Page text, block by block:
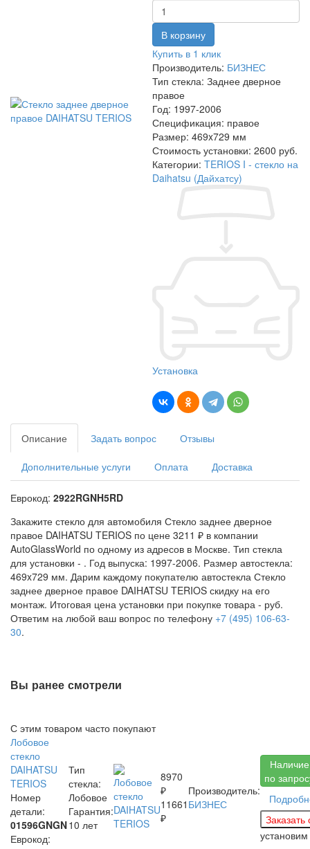
Купить в 1 клик
Производитель: БИЗНЕС
Тип стекла: Заднее дверное
правое
Год: 1997-2006
Спецификация: правое
Размер: 469x729 мм
Стоимость установки: 2600 руб.
Категории: TERIOS I - стекло на
Daihatsu (Дайхатсу)
Установка
Описание Задать вопрос Отзывы
Дополнительные услуги Оплата Доставка
Еврокод: 2922RGNH5RD
Закажите стекло для автомобиля Стекло заднее дверное
правое DAIHATSU TERIOS по цене 3211 ₽ в компании
AutoGlassWorld по одному из адресов в Москве. Тип стекла
для установки - . Год выпуска: 1997-2006. Размер автостекла:
469x729 мм. Дарим каждому покупателю автостекла Стекло
заднее дверное правое DAIHATSU TERIOS скидку на его
монтаж. Итоговая цена установки при покупке товара - руб.
Ответим на любой ваш вопрос по телефону +7 (495) 106-63-
30.
Вы ранее смотрели
С этим товаром часто покупают
Лобовое
стекло
DAIHATSU
TERIOS
Номер
детали:
01596GNGN
Еврокод:
Тип
стекла:
Лобовое
Гарантия:
10 лет
8970
₽
11661
₽
Производитель:
БИЗНЕС
Наличие
по